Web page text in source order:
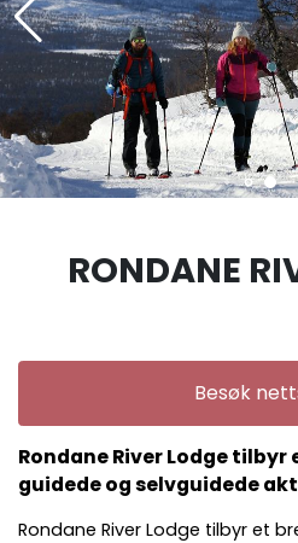
RONDANE
Besøk
Rondane River Lodge
guidede og selvguidede
Rondane River Lodge tilbyr et